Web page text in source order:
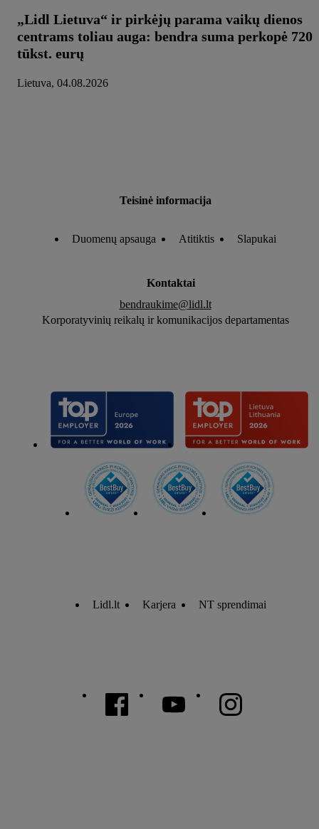
„Lidl Lietuva“ ir pirkėjų parama vaikų dienos
centrams toliau auga: bendra suma perkopė 720
tūkst. eurų
Lietuva, 04.08.2026
Teisinė informacija
Duomenų apsauga Atitiktis Slapukai
Kontaktai
bendraukime@lidl.lt
Korporatyvinių reikalų ir komunikacijos departamentas
Lidl.lt Karjera NT sprendimai